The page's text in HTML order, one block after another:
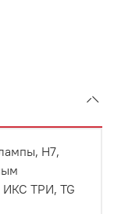
H7,
ИКС ТРИ, TG